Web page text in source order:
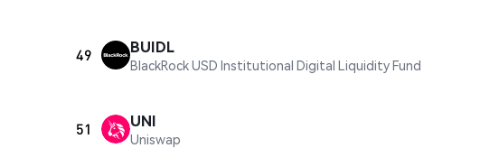
49 BUIDL
BlackRock USD Institutional Digital Liquidity Fund
51 UNI
Uniswap